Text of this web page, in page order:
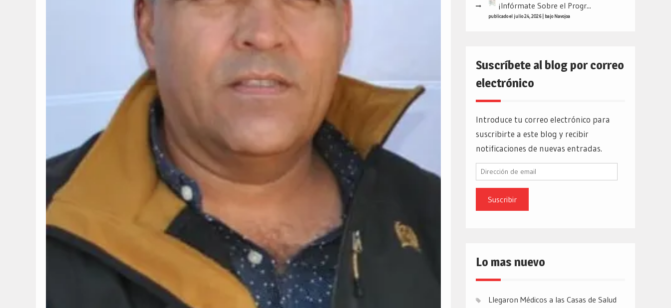
¡Infórmate Sobre el Progr...
publicado el julio 24, 2026| bajoNavojoa
Suscríbete al blog por correo
electrónico
Introduce tu correo electrónico para
suscribirte a este blog y recibir
notificaciones de nuevas entradas.
Dirección
email
Lo mas nuevo
Llegaron Médicos a las Casas de Salud